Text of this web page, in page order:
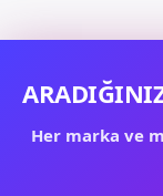
Her marka ve